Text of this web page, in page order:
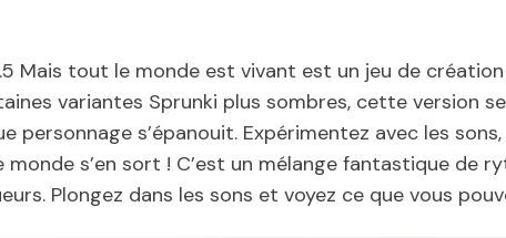
Mais tout le monde est vivant est un jeu de
variantes Sprunki plus sombres, cette version
personnage s’épanouit. Expérimentez avec les
s’en sort ! C’est un mélange fantastique de
Plongez dans les sons et voyez ce que vous